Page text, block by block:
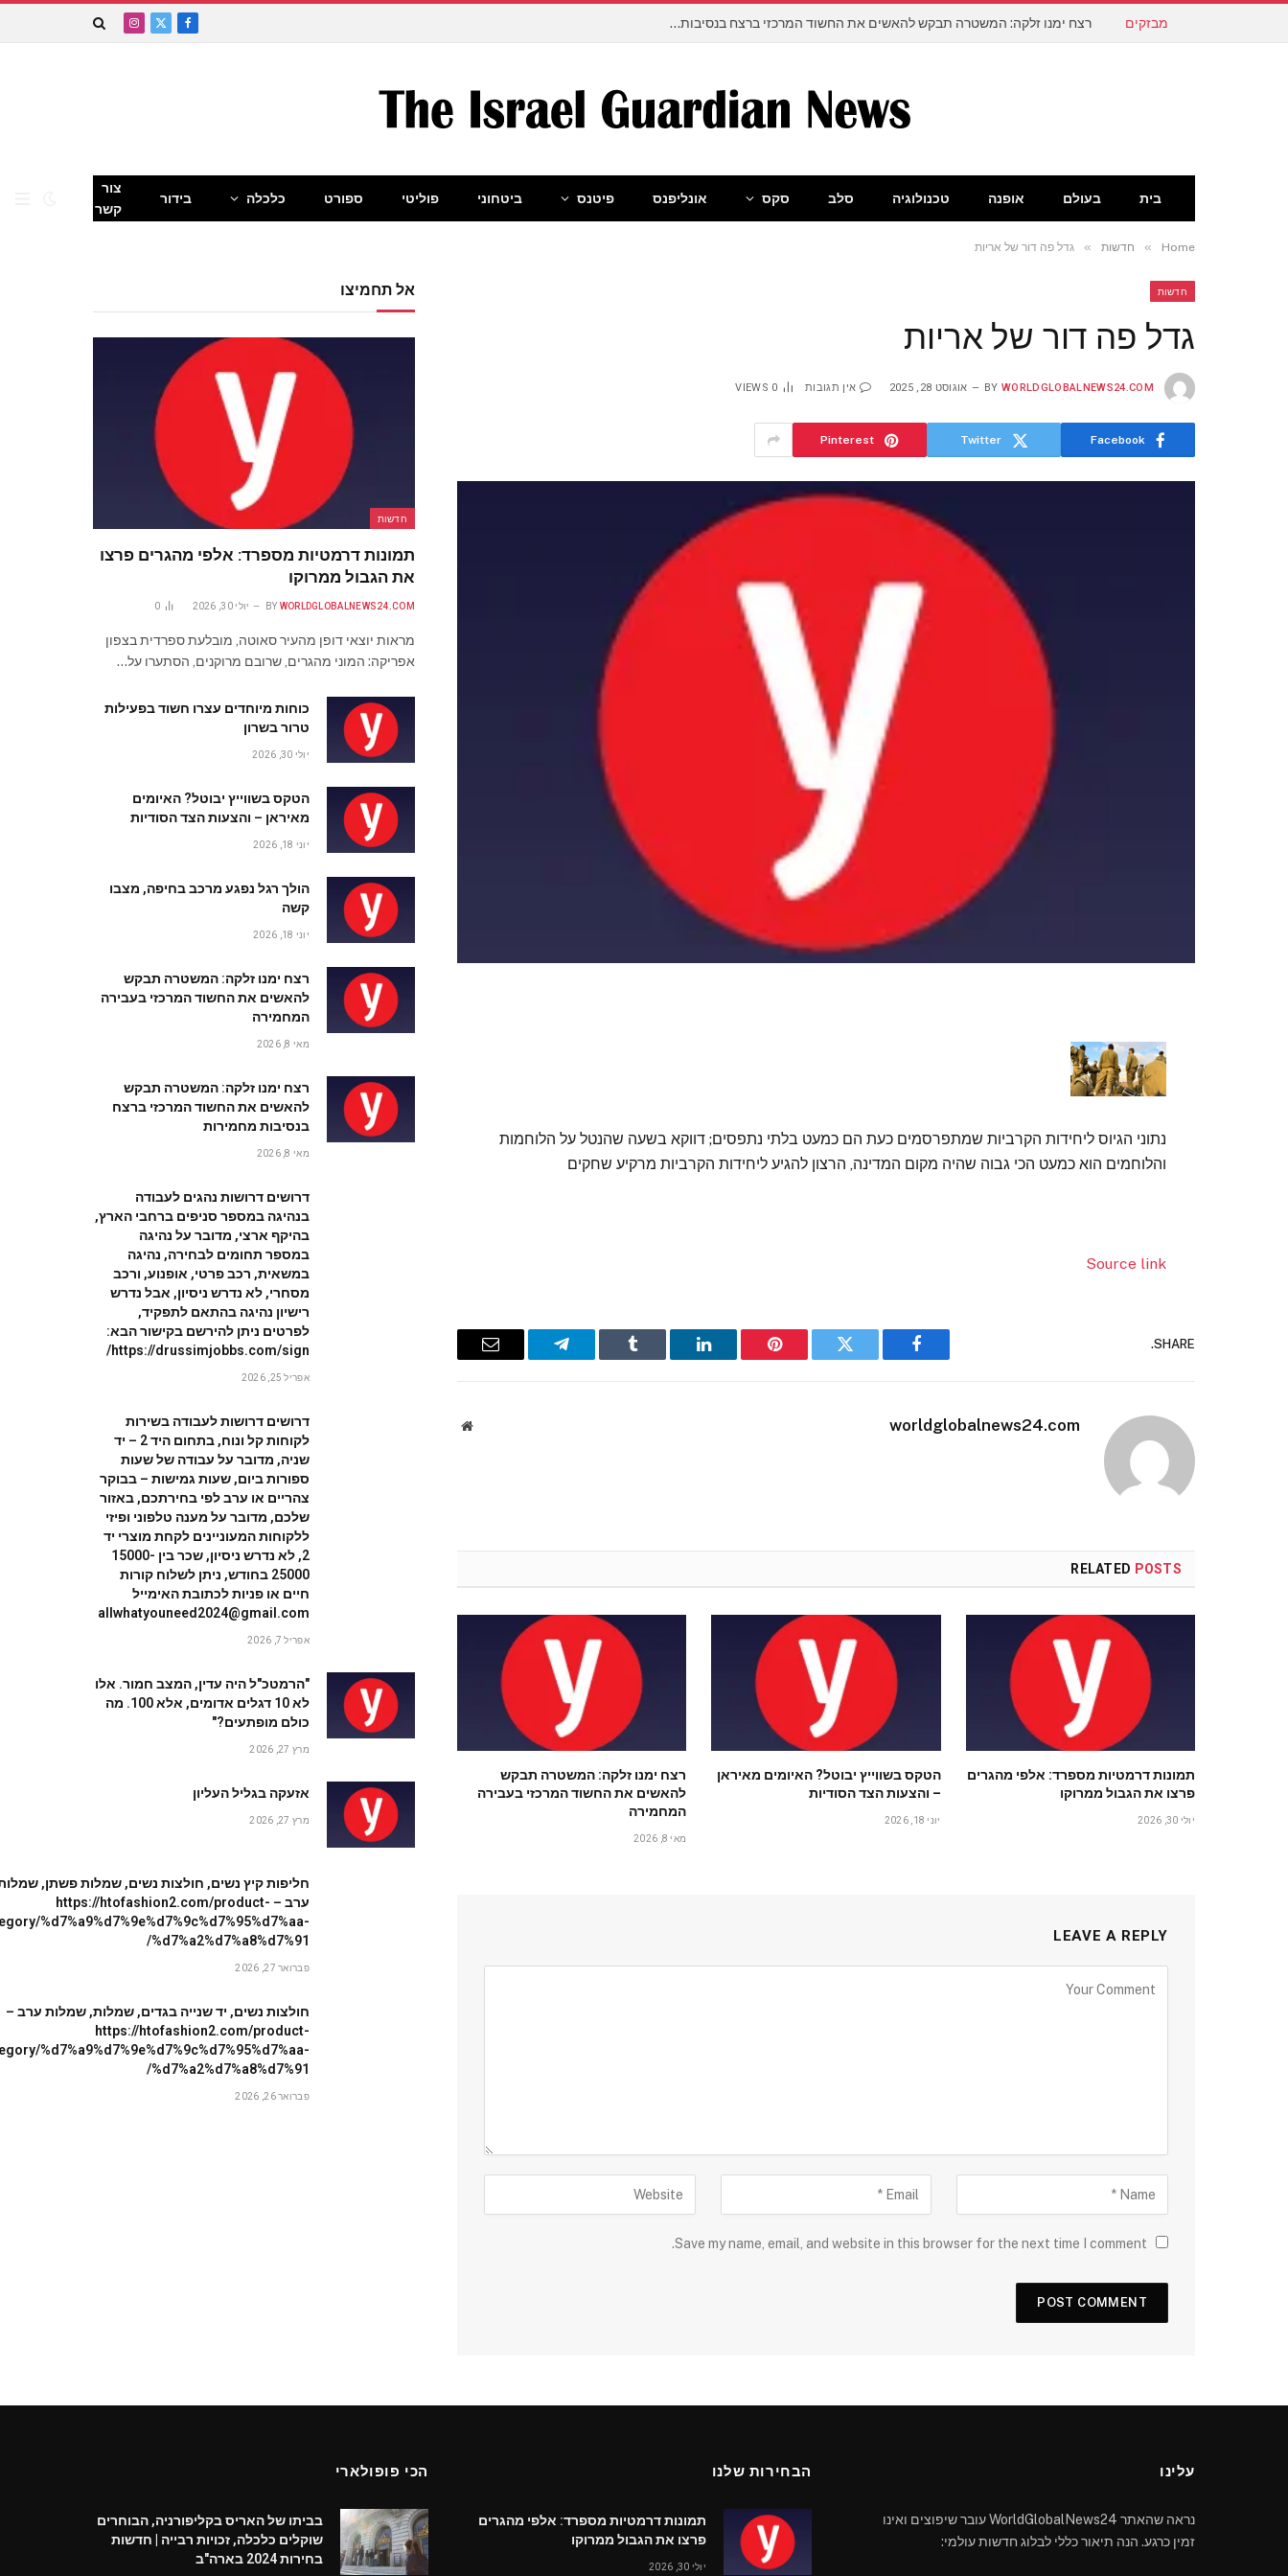
מבזקים רצח ימנו זלקה: המשטרה תבקש להאשים את החשוד המרכזי ברצח בנסיבות מחמירות
Facebook
X
Instagram
בית בעולם אופנה טכנולוגיה סלב סקס אונליפנס פיטנס ביטחוני פוליטי ספורט כלכלה בידור
צור
קשר
Home
» חדשות » גדל פה דור של אריות
חדשות
גדל פה דור של אריות
BY WORLDGLOBALNEWS24.COM אוגוסט 28, 2025 אין תגובות 0
VIEWS
Facebook
Twitter
Pinterest
נתוני הגיוס ליחידות הקרביות שמתפרסמים כעת הם כמעט בלתי נתפסים; דווקא בשעה שהנטל על הלוחמות
והלוחמים הוא כמעט הכי גבוה שהיה מקום המדינה, הרצון להגיע ליחידות הקרביות מרקיע שחקים
Source link
SHARE.
Facebook
Twitter
Pinterest
LinkedIn
Tumblr
Telegram
Email
worldglobalnews24.com
Website
RELATED POSTS
תמונות דרמטיות מספרד: אלפי מהגרים
פרצו את הגבול ממרוקו
יולי 30, 2026
הטקס בשווייץ יבוטל? האיומים מאיראן
– והצעות הצד הסודיות
יוני 18, 2026
רצח ימנו זלקה: המשטרה תבקש
להאשים את החשוד המרכזי בעבירה
המחמירה
מאי 8, 2026
LEAVE A REPLY
Save my name, email, and website in this browser for the next time I comment.
אל תחמיצו
חדשות
תמונות דרמטיות מספרד: אלפי מהגרים פרצו
את הגבול ממרוקו
BY WORLDGLOBALNEWS24.COM יולי 30, 2026 0
מראות יוצאי דופן מהעיר סאוטה, מובלעת ספרדית בצפון
אפריקה: המוני מהגרים, שרובם מרוקנים, הסתערו על…
כוחות מיוחדים עצרו חשוד בפעילות
טרור בשרון
יולי 30, 2026
הטקס בשווייץ יבוטל? האיומים
מאיראן – והצעות הצד הסודיות
יוני 18, 2026
הולך רגל נפגע מרכב בחיפה, מצבו
קשה
יוני 18, 2026
רצח ימנו זלקה: המשטרה תבקש
להאשים את החשוד המרכזי בעבירה
המחמירה
מאי 8, 2026
רצח ימנו זלקה: המשטרה תבקש
להאשים את החשוד המרכזי ברצח
בנסיבות מחמירות
מאי 8, 2026
דרושים דרושות נהגים לעבודה
בנהיגה במספר סניפים ברחבי הארץ,
בהיקף ארצי, מדובר על נהיגה
במספר תחומים לבחירה, נהיגה
במשאית, רכב פרטי, אופנוע, ורכב
מסחרי, לא נדרש ניסיון, אבל נדרש
רישיון נהיגה בהתאם לתפקיד,
לפרטים ניתן להירשם בקישור הבא:
https://drussimjobbs.com/sign/
אפריל 25, 2026
דרושים דרושות לעבודה בשירות
לקוחות קל ונוח, בתחום היד 2 – יד
שניה, מדובר על עבודה של שעות
ספורות ביום, שעות גמישות – בבוקר
צהריים או ערב לפי בחירתכם, באזור
שלכם, מדובר על מענה טלפוני ופיזי
ללקוחות המעוניינים לקחת מוצרי יד
2, לא נדרש ניסיון, שכר בין 15000-
25000 בחודש, ניתן לשלוח קורות
חיים או פניות לכתובת האימייל
allwhatyouneed2024@gmail.com
אפריל 7, 2026
"הרמטכ"ל היה עדין, המצב חמור. אלו
לא 10 דגלים אדומים, אלא 100. מה
כולם מופתעים?"
מרץ 27, 2026
אזעקה בגליל העליון
מרץ 27, 2026
חליפות קיץ נשים, חולצות נשים, שמלות פשתן,
ערב – https://htofashion2.com/product-
%d7%a9%d7%9e%d7%9c%d7%95%d7%aa-
%d7%a2%d7%a8%d7%91/
פברואר 27, 2026
חולצות נשים, יד שנייה בגדים, שמלות, שמלות ערב –
https://htofashion2.com/product-
%d7%a9%d7%9e%d7%9c%d7%95%d7%aa-
%d7%a2%d7%a8%d7%91/
פברואר 26, 2026
עלינו
נראה שהאתר WorldGlobalNews24 עובר שיפוצים ואינו
זמין כרגע. הנה תיאור כללי לבלוג חדשות עולמי:
הבחירות שלנו
תמונות דרמטיות מספרד: אלפי מהגרים
פרצו את הגבול ממרוקו
יולי 30, 2026
הכי פופולארי
בביתו של האריס בקליפורניה, הבוחרים
שוקלים כלכלה, זכויות רבייה | חדשות
בחירות 2024 בארה"ב